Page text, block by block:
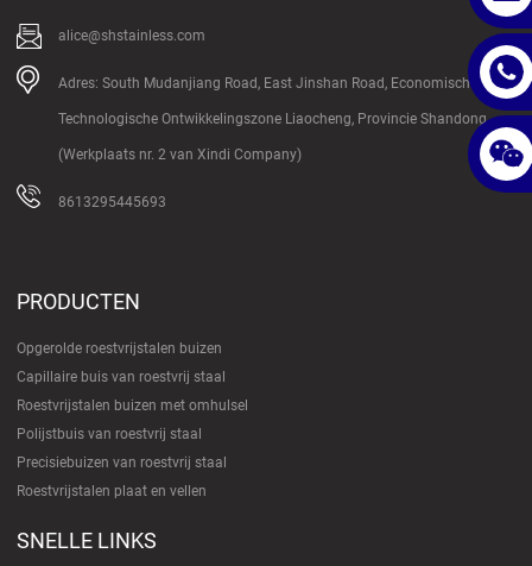
alice@shstainless.com
Adres: South Mudanjiang Road, East Jinshan Road, Economische en
Technologische Ontwikkelingszone Liaocheng, Provincie Shandong
(Werkplaats nr. 2 van Xindi Company)
8613295445693
PRODUCTEN
Opgerolde roestvrijstalen buizen
Capillaire buis van roestvrij staal
Roestvrijstalen buizen met omhulsel
Polijstbuis van roestvrij staal
Precisiebuizen van roestvrij staal
Roestvrijstalen plaat en vellen
SNELLE LINKS